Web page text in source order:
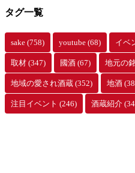
タグ一覧
sake (758) youtube (68) イベ
取材 (347) 國酒 (67) 地元の
地域の愛され酒蔵 (352) 地酒
注目イベント (246) 酒蔵紹介